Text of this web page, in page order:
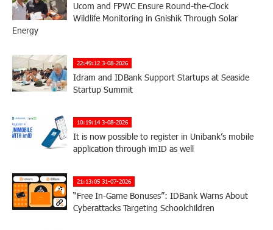
Ucom and FPWC Ensure Round-the-Clock
Wildlife Monitoring in Gnishik Through Solar
Energy
22:49:12 3-08-2026
Idram and IDBank Support Startups at Seaside
Startup Summit
10:19:14 3-08-2026
It is now possible to register in Unibank’s mobile
application through imID as well
21:13:05 31-07-2026
“Free In-Game Bonuses”: IDBank Warns About
Cyberattacks Targeting Schoolchildren